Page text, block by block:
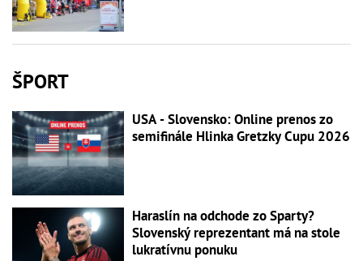
ŠPORT
USA - Slovensko: Online prenos zo
semifinále Hlinka Gretzky Cupu 2026
Haraslín na odchode zo Sparty?
Slovenský reprezentant má na stole
lukratívnu ponuku